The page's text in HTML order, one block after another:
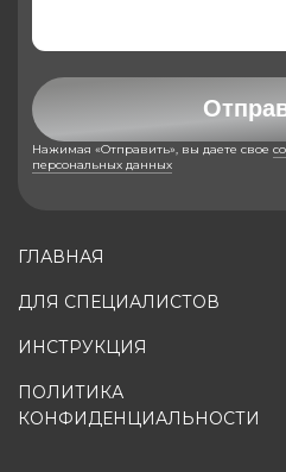
ГЛАВНАЯ
ДЛЯ СПЕЦИАЛИСТОВ
ИНСТРУКЦИЯ
ПОЛИТИКА
КОНФИДЕНЦИАЛЬНОСТИ
Нажимая «Отправить», вы даете свое
персональных данных